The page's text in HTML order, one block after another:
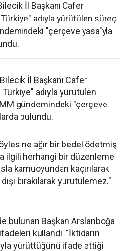
İl Başkanı Cafer
adıyla yürütülen süreç
"çerçeve yasa"yla
İl Başkanı Cafer
adıyla yürütülen
gündemindeki "çerçeve
bulundu.
ağır bir bedel ödetmiş
ilgili herhangi bir düzenleme
kamuoyundan kaçırılarak
bırakılarak yürütülemez."
bulunan Başkan Arslanboğa
kullandı: "İktidarın
yürüttüğünü ifade ettiği